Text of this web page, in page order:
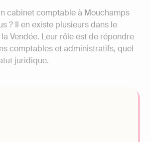
cabinet comptable à Mouchamps
? Il en existe plusieurs dans le
Vendée. Leur rôle est de répondre
comptables et administratifs, quel
juridique.